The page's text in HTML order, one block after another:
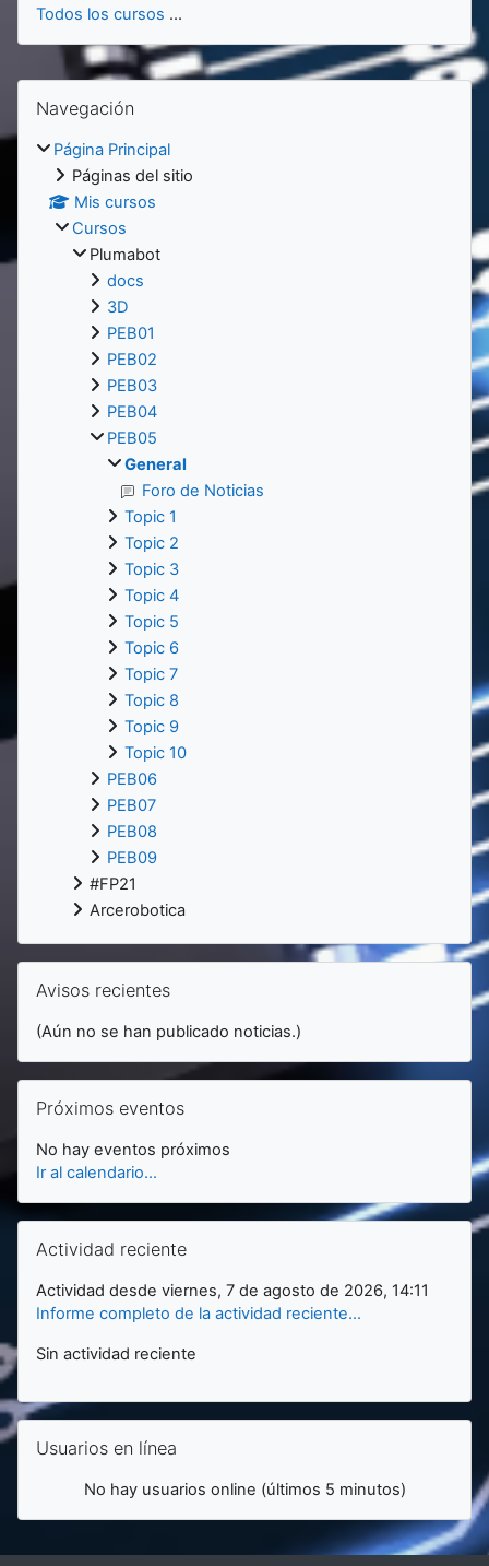
Todos los cursos ...
Bloques
Salta Navegación
Navegación
Página Principal
Páginas del sitio
Mis cursos
Cursos
Plumabot
docs
3D
PEB01
PEB02
PEB03
PEB04
PEB05
General
Foro de Noticias
Topic 1
Topic 2
Topic 3
Topic 4
Topic 5
Topic 6
Topic 7
Topic 8
Topic 9
Topic 10
PEB06
PEB07
PEB08
PEB09
#FP21
Arcerobotica
Salta Avisos recientes
Avisos recientes
(Aún no se han publicado noticias.)
Salta Próximos eventos
Próximos eventos
No hay eventos próximos
Ir al calendario...
Salta Actividad reciente
Actividad reciente
Actividad desde viernes, 7 de agosto de 2026, 14:11
Informe completo de la actividad reciente...
Sin actividad reciente
Salta Usuarios en línea
Usuarios en línea
No hay usuarios online (últimos 5 minutos)